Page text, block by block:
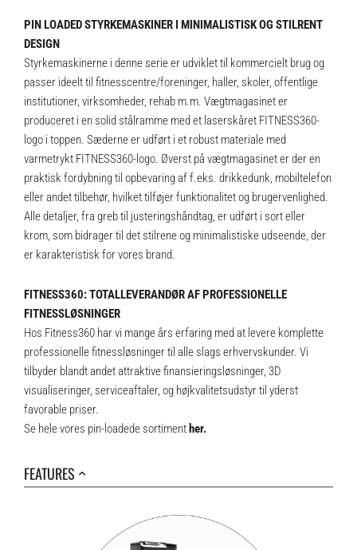
PIN LOADED STYRKEMASKINER I MINIMALISTISK OG STILRENT
DESIGN
Styrkemaskinerne i denne serie er udviklet til kommercielt brug og
passer ideelt til fitnesscentre/foreninger, haller, skoler, offentlige
institutioner, virksomheder, rehab m.m. Vægtmagasinet er
produceret i en solid stålramme med et laserskåret FITNESS360-
logo i toppen. Sæderne er udført i et robust materiale med
varmetrykt FITNESS360-logo. Øverst på vægtmagasinet er der en
praktisk fordybning til opbevaring af f.eks. drikkedunk, mobiltelefon
eller andet tilbehør, hvilket tilføjer funktionalitet og brugervenlighed.
Alle detaljer, fra greb til justeringshåndtag, er udført i sort eller
krom, som bidrager til det stilrene og minimalistiske udseende, der
er karakteristisk for vores brand.
FITNESS360: TOTALLEVERANDØR AF PROFESSIONELLE
FITNESSLØSNINGER
Hos Fitness360 har vi mange års erfaring med at levere komplette
professionelle fitnessløsninger til alle slags erhvervskunder. Vi
tilbyder blandt andet attraktive finansieringsløsninger, 3D
visualiseringer, serviceaftaler, og højkvalitetsudstyr til yderst
favorable priser.
Se hele vores pin-loadede sortiment her.
FEATURES